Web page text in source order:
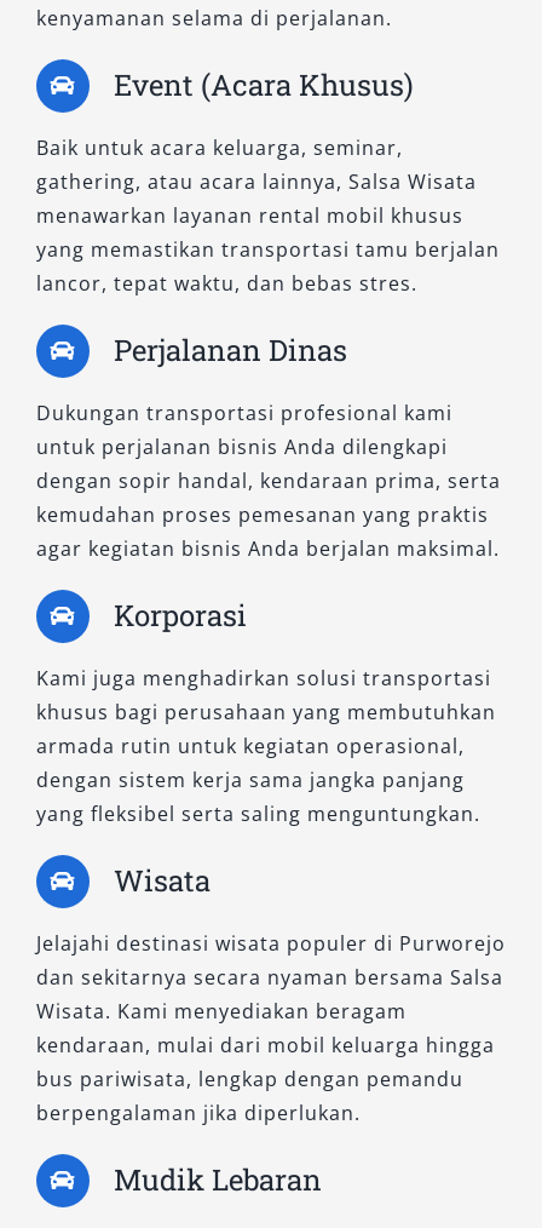
Setiap penyedia sewa mobil di Purworejo
sewa, sistem pembayaran, hingga kebijakan
denda atau overtime. Membaca dan
memahami ketentuan ini akan membantu Anda
menghindari kesalahpahaman di kemudian
hari.
7. Pastikan Tersedia Layanan
Customer Support
Pilih layanan transportasi Purworejo yang
menyediakan dukungan pelanggan 24 jam atau
mudah dihubungi saat dibutuhkan. Hal ini
penting untuk mengantisipasi kendala selama
perjalanan, seperti perubahan jadwal atau
kondisi darurat.
8. Lakukan Reservasi Lebih Awal
Untuk mendapatkan unit terbaik, lakukan
booking lebih awal terutama saat musim
liburan, akhir pekan, atau kebutuhan
mendesak. Dengan reservasi awal, Anda
memiliki lebih banyak pilihan kendaraan sesuai
kebutuhan perjalanan di Purworejo.
9. Dokumentasikan Kondisi
Kendaraan Saat Serah Terima
Sebelum menggunakan mobil, dokumentasikan
kondisi kendaraan melalui foto atau video.
Langkah ini penting sebagai bukti awal untuk
menghindari potensi sengketa saat
pengembalian kendaraan pada layanan rental
mobil Purworejo.
kenyamanan selama di perjalanan.
Event (Acara Khusus)
Baik untuk acara keluarga, seminar,
gathering, atau acara lainnya, Salsa Wisata
menawarkan layanan rental mobil khusus
yang memastikan transportasi tamu berjalan
lancor, tepat waktu, dan bebas stres.
Perjalanan Dinas
Dukungan transportasi profesional kami
untuk perjalanan bisnis Anda dilengkapi
dengan sopir handal, kendaraan prima, serta
kemudahan proses pemesanan yang praktis
agar kegiatan bisnis Anda berjalan maksimal.
Korporasi
Kami juga menghadirkan solusi transportasi
khusus bagi perusahaan yang membutuhkan
armada rutin untuk kegiatan operasional,
dengan sistem kerja sama jangka panjang
yang fleksibel serta saling menguntungkan.
Wisata
Jelajahi destinasi wisata populer di Purworejo
dan sekitarnya secara nyaman bersama Salsa
Wisata. Kami menyediakan beragam
kendaraan, mulai dari mobil keluarga hingga
bus pariwisata, lengkap dengan pemandu
berpengalaman jika diperlukan.
Mudik Lebaran